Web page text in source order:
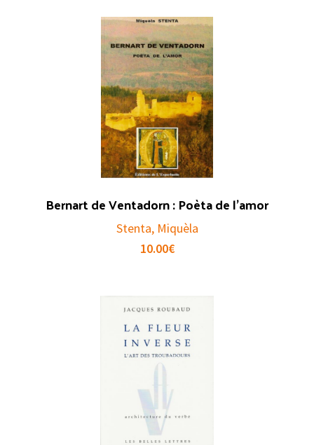
Bernart de Ventadorn : Poèta de l’amor
Stenta, Miquèla
10.00€